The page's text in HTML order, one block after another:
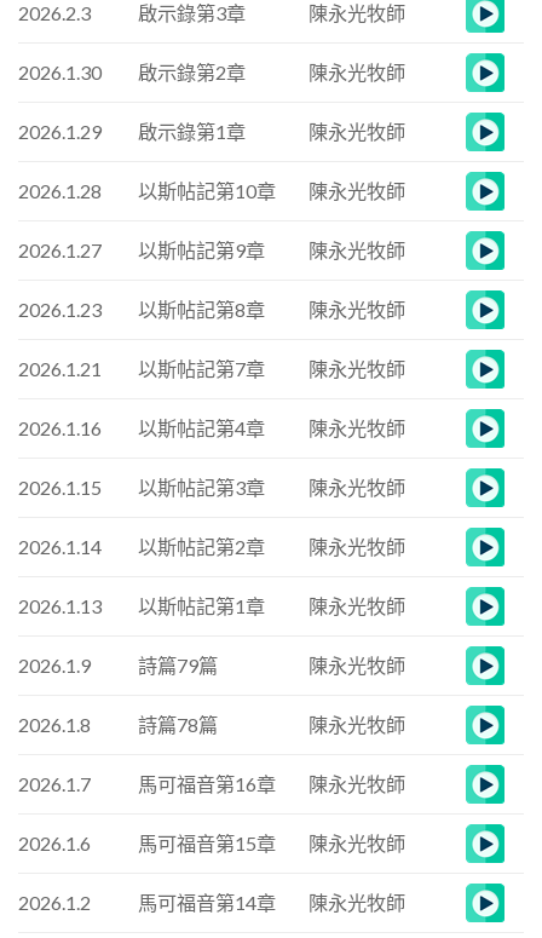
2026.2.3 啟示錄第3章 陳永光牧師
2026.1.30 啟示錄第2章 陳永光牧師
2026.1.29 啟示錄第1章 陳永光牧師
2026.1.28 以斯帖記第10章 陳永光牧師
2026.1.27 以斯帖記第9章 陳永光牧師
2026.1.23 以斯帖記第8章 陳永光牧師
2026.1.21 以斯帖記第7章 陳永光牧師
2026.1.16 以斯帖記第4章 陳永光牧師
2026.1.15 以斯帖記第3章 陳永光牧師
2026.1.14 以斯帖記第2章 陳永光牧師
2026.1.13 以斯帖記第1章 陳永光牧師
2026.1.9 詩篇79篇 陳永光牧師
2026.1.8 詩篇78篇 陳永光牧師
2026.1.7 馬可福音第16章 陳永光牧師
2026.1.6 馬可福音第15章 陳永光牧師
2026.1.2 馬可福音第14章 陳永光牧師